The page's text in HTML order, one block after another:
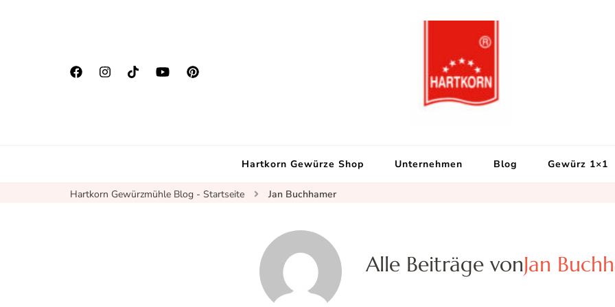
Hartkorn Gewürze Shop Unternehmen Blog Gewürz 1×1
Hartkorn Gewürzmühle Blog - Startseite Jan Buchhamer
Alle Beiträge vonJan